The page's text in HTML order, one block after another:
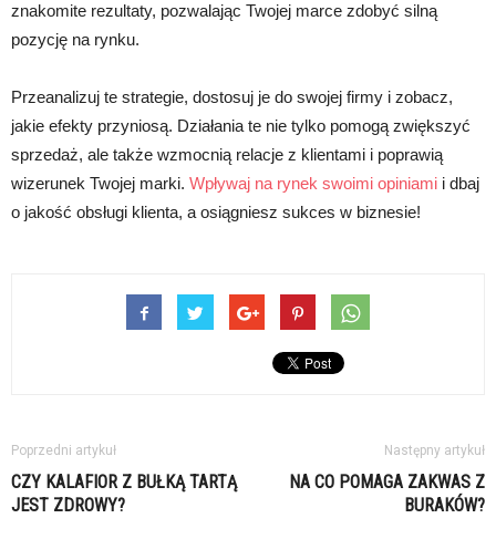
znakomite rezultaty, pozwalając Twojej marce zdobyć silną
pozycję na rynku.
Przeanalizuj te strategie, dostosuj je do swojej firmy i zobacz,
jakie efekty przyniosą. Działania te nie tylko pomogą zwiększyć
sprzedaż, ale także wzmocnią relacje z klientami i poprawią
wizerunek Twojej marki. Wpływaj na rynek swoimi opiniami i dbaj
o jakość obsługi klienta, a osiągniesz sukces w biznesie!
Poprzedni artykuł
CZY KALAFIOR Z BUŁKĄ TARTĄ
JEST ZDROWY?
Następny artykuł
NA CO POMAGA ZAKWAS Z
BURAKÓW?